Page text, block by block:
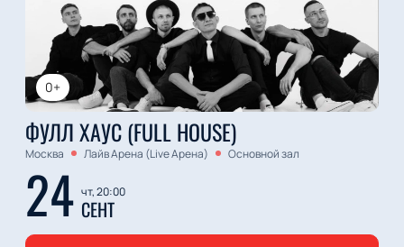
0+
ФУЛЛ ХАУС (FULL HOUSE)
Москва Лайв Арена (Live Арена) Основной зал
24 чт, 20:00
СЕНТ